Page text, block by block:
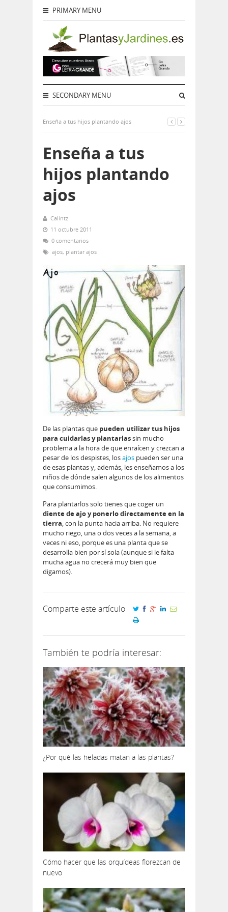
PRIMARY MENU
SECONDARY MENU
Enseña a tus hijos plantando ajos
Enseña a tus
hijos plantando
ajos
Calintz
11 octubre 2011
0 comentarios
ajos, plantar ajos
De las plantas que pueden utilizar tus hijos
para cuidarlas y plantarlassin mucho
problema a la hora de que enraícen y crezcan a
pesar de los despistes, losajos pueden ser una
de esas plantas y, además, les enseñamos a los
niños de dónde salen algunos de los alimentos
que consumimos.
Para plantarlos solo tienes que coger un
diente de ajo y ponerlo directamente en la
tierra, con la punta hacia arriba. No requiere
mucho riego, una o dos veces a la semana, a
veces ni eso, porque es una planta que se
desarrolla bien por sí sola (aunque si le falta
mucha agua no crecerá muy bien que
digamos).
Comparte este artículo
También te podría interesar:
¿Por qué las heladas matan a las plantas?
Cómo hacer que las orquídeas florezcan de
nuevo